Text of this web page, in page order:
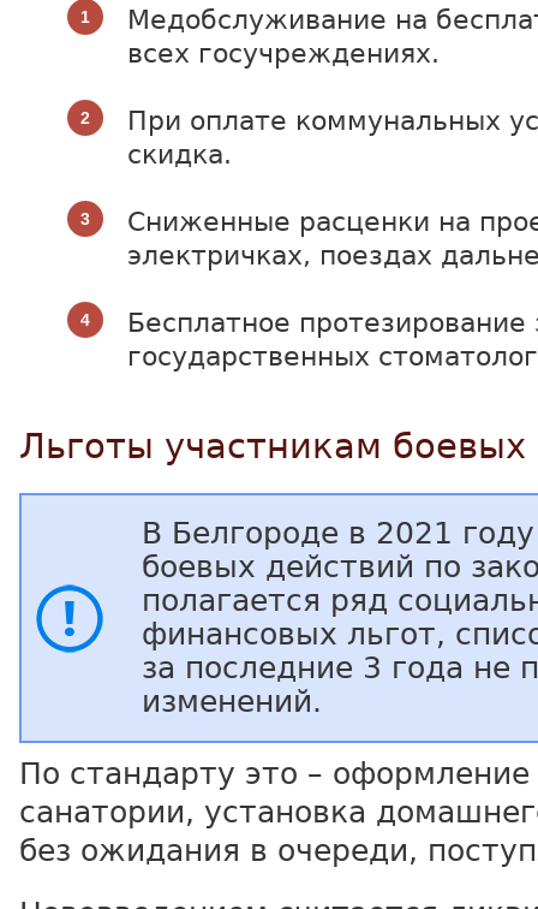
Медобслуживание на
всех госучреждениях.
При оплате коммунальных
скидка.
Сниженные расценки на
электричках, поездах
Бесплатное протезирование
государственных
Льготы участникам боевых
В Белгороде в 2021
боевых действий по
полагается ряд
финансовых льгот,
за последние 3 года не
изменений.
По стандарту это – оформление
санатории, установка
без ожидания в очереди,